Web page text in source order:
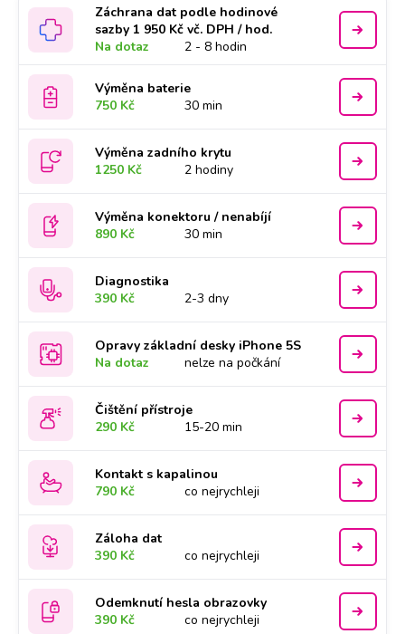
Záchrana dat podle hodinové
sazby 1 950 Kč vč. DPH / hod.
Na dotaz
2 - 8 hodin
Výměna baterie
750 Kč
30 min
Výměna zadního krytu
1250 Kč
2 hodiny
Výměna konektoru / nenabíjí
890 Kč
30 min
Diagnostika
390 Kč
2-3 dny
Opravy základní desky iPhone 5S
Na dotaz
nelze na počkání
Čištění přístroje
290 Kč
15-20 min
Kontakt s kapalinou
790 Kč
co nejrychleji
Záloha dat
390 Kč
co nejrychleji
Odemknutí hesla obrazovky
390 Kč
co nejrychleji